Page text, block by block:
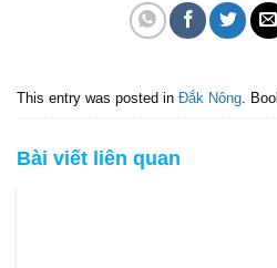
This entry was posted in Đắk Nông .
Bài viết liên quan